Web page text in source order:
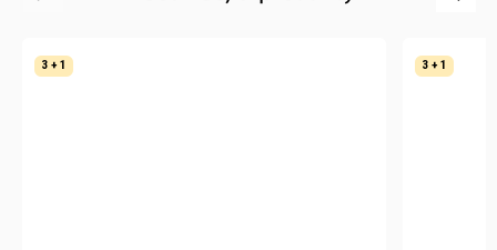
3 + 1 3 + 1